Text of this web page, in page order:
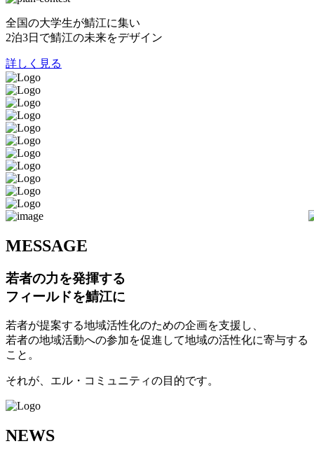
全国の大学生が鯖江に集い
2泊3日で鯖江の未来をデザイン
詳しく見る
MESSAGE
若者の力を発揮する
フィールドを鯖江に
若者が提案する地域活性化のための企画を支援し、
若者の地域活動への参加を促進して地域の活性化に寄与する
こと。
それが、エル・コミュニティの目的です。
NEWS